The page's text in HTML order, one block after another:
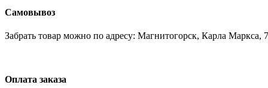
Самовывоз
Забрать товар можно по адресу: Магнитогорск, Карла Маркса,
Оплата заказа